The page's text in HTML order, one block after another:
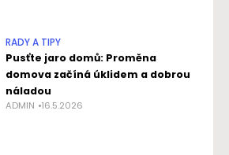
RADY A TIPY
Pusťte jaro domů: Proměna
domova začíná úklidem a dobrou
náladou
ADMIN 16.5.2026